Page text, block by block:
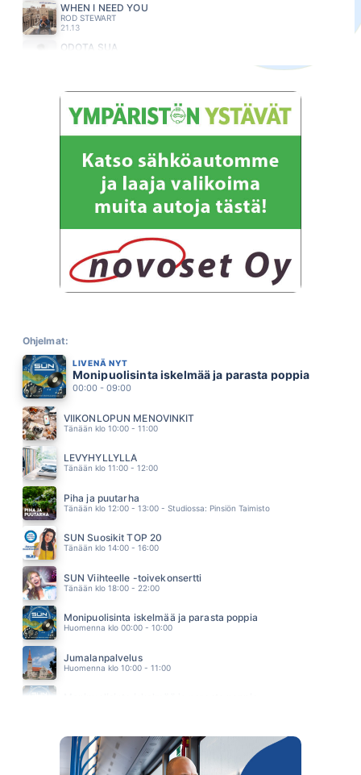
WHEN I NEED YOU
ROD STEWART
21.13
ODOTA SUA
JOHANNA RANTSI
21.02
NIKS JA NAKS
STIG
KATSO MUA
JANNIKA B
HÖLMÖ NUORI SYDÄN
20.47
KUNINGATAR
KAARTAMO KETTUNEN KUUSTONEN
20.44
OLEN ONNELLINEN
KARI TAPIO
20.37
SUKKULA VENUKSEEN
KIKKA
20.35
KELLY CLARKSON
20.32
KUUMAA
20.28
AKI TYKKI
20.24
Ohjelmat:
LIVENÄ NYT
Monipuolisinta iskelmää ja parasta poppia
00:00 - 09:00
VIIKONLOPUN MENOVINKIT
Tänään klo 10:00 - 11:00
LEVYHYLLYLLÄ
Tänään klo 11:00 - 12:00
Piha ja puutarha
Tänään klo 12:00 - 13:00 - Studiossa: Pinsiön Taimisto
SUN Suosikit TOP 20
Tänään klo 14:00 - 16:00
SUN Viihteelle -toivekonsertti
Tänään klo 18:00 - 22:00
Monipuolisinta iskelmää ja parasta poppia
Huomenna klo 00:00 - 10:00
Jumalanpalvelus
Huomenna klo 10:00 - 11:00